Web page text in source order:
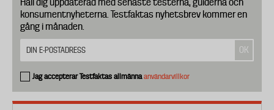
konsumentnyheterna. Testfaktas nyhetsbrev kommer en
gång i månaden.
Jag accepterar Testfaktas allmännaanvändarvillkor